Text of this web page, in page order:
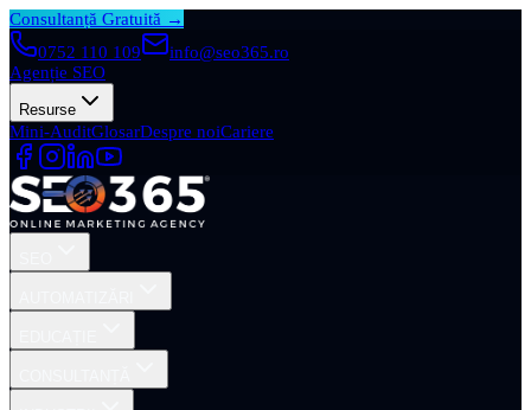
Consultanță Gratuită →
0752 110 109
info@seo365.ro
Agenție SEO
Resurse
Mini-AuditGlosarDespre noiCariere